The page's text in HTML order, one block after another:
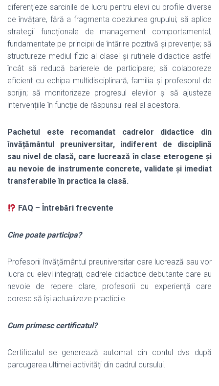
diferențieze sarcinile de lucru pentru elevi cu profile diverse
de învățare, fără a fragmenta coeziunea grupului; să aplice
strategii funcționale de management comportamental,
fundamentate pe principii de întărire pozitivă și prevenție; să
structureze mediul fizic al clasei și rutinele didactice astfel
încât să reducă barierele de participare; să colaboreze
eficient cu echipa multidisciplinară, familia și profesorul de
sprijin; să monitorizeze progresul elevilor și să ajusteze
intervențiile în funcție de răspunsul real al acestora.
Pachetul este recomandat cadrelor didactice din
învățământul preuniversitar, indiferent de disciplină
sau nivel de clasă, care lucrează în clase eterogene și
au nevoie de instrumente concrete, validate și imediat
transferabile în practica la clasă.
FAQ – Întrebări frecvente
Cine poate participa?
Profesorii învățământul preuniversitar care lucrează sau vor
lucra cu elevi integrați, cadrele didactice debutante care au
nevoie de repere clare, profesorii cu experiență care
doresc să își actualizeze practicile.
Cum primesc certificatul?
Certificatul se generează automat din contul dvs după
parcugerea ultimei activități din cadrul cursului.